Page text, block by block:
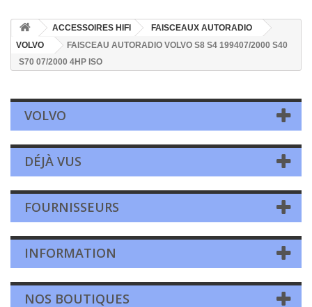
ACCESSOIRES HIFI
FAISCEAUX AUTORADIO
VOLVO
FAISCEAU AUTORADIO VOLVO S8 S4 199407/2000 S40
S70 07/2000 4HP ISO
VOLVO
DÉJÀ VUS
FOURNISSEURS
INFORMATION
NOS BOUTIQUES